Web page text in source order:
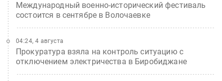
Международный военно-исторический фестиваль
состоится в сентябре в Волочаевке
Прокуратура взяла на контроль ситуацию с
отключением электричества в Биробиджане
04:24, 4 августа